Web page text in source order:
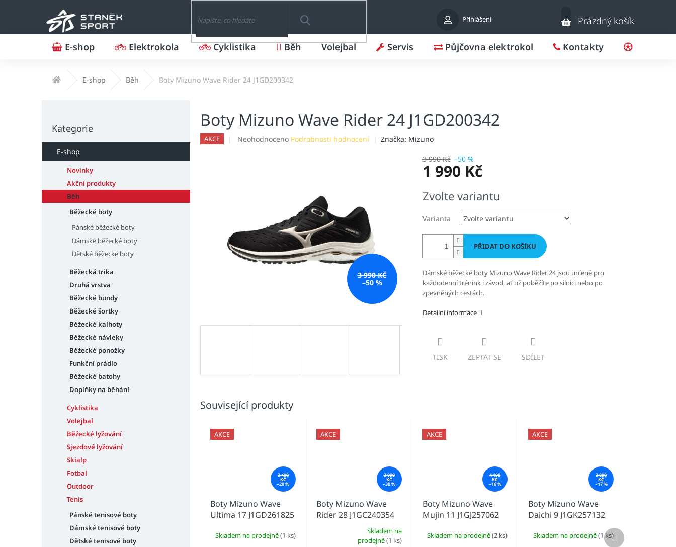
Přihlášení
HLEDAT
Nákupní
košík
Prázdný košík
E-shop Elektrokola Cyklistika Běh Volejbal Servis Půjčovna elektrokol Kontakty
Domů E-shop Běh Boty Mizuno Wave Rider 24 J1GD200342
a
í
p
kategorie
Kategorie
E-shop
Novinky
Akční produkty
Běh
Běžecké boty
Pánské běžecké boty
Dámské běžecké boty
Dětské běžecké boty
Běžecká trika
Druhá vrstva
Běžecké bundy
Běžecké šortky
Běžecké kalhoty
Běžecké návleky
Běžecké ponožky
Funkční prádlo
Běžecké batohy
Doplňky na běhání
Cyklistika
Volejbal
Běžecké lyžování
Sjezdové lyžování
Skialp
Fotbal
Outdoor
Tenis
Pánské tenisové boty
Dámské tenisové boty
Dětské tenisové boty
Boty Mizuno Wave Rider 24 J1GD200342
AKCE
Průměrné
Neohodnoceno Podrobnosti hodnocení Značka: Mizuno
3 990 KČ
–50 %
3 990 Kč –50 %
1 990 Kč
cena:
Zvolte variantu
Varianta
PŘIDAT DO KOŠÍKU
Dámské běžecké boty Mizuno Wave Rider 24 jsou určené pro
každodenní trénink i závod, ať už poběžíte po silnici nebo po
zpevněných cestách.
Detailní informace
TISK ZEPTAT SE SDÍLET
Související produkty
AKCE
3 490
KČ
–20 %
Boty Mizuno Wave
Ultima 17 J1GD261825
Skladem na prodejně(1 ks)
AKCE
3 990
KČ
–30 %
Boty Mizuno Wave
Rider 28 J1GC240354
Skladem na
prodejně(1 ks)
AKCE
4 190
KČ
–16 %
Boty Mizuno Wave
Mujin 11 J1GJ257062
Skladem na prodejně(2 ks)
AKCE
3 890
KČ
–17 %
Boty Mizuno Wave
Daichi 9 J1GK257132
Skladem na prodejně(1 ks) Další
produkt